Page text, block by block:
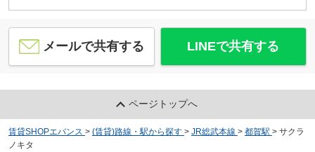
メールで共有する LINEで共有する
ページトップへ
賃貸SHOPエバンス > (賃貸)路線・駅から探す > JR総武本線 > 都賀駅 > サクラ
ノキタ